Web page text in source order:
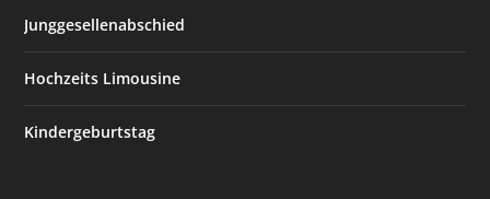
Junggesellenabschied
Hochzeits Limousine
Kindergeburtstag